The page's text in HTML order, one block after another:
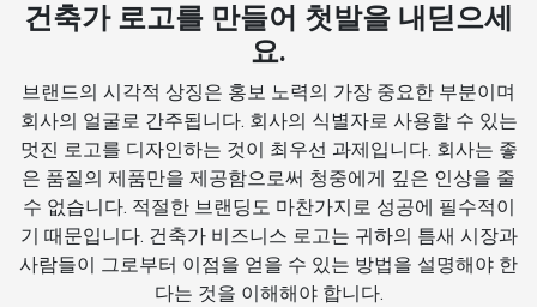
건축가 로고를 만들어 첫발을 내딛으세
요.
브랜드의 시각적 상징은 홍보 노력의 가장 중요한 부분이며
회사의 얼굴로 간주됩니다. 회사의 식별자로 사용할 수 있는
멋진 로고를 디자인하는 것이 최우선 과제입니다. 회사는 좋
은 품질의 제품만을 제공함으로써 청중에게 깊은 인상을 줄
수 없습니다. 적절한 브랜딩도 마찬가지로 성공에 필수적이
기 때문입니다. 건축가 비즈니스 로고는 귀하의 틈새 시장과
사람들이 그로부터 이점을 얻을 수 있는 방법을 설명해야 한
다는 것을 이해해야 합니다.